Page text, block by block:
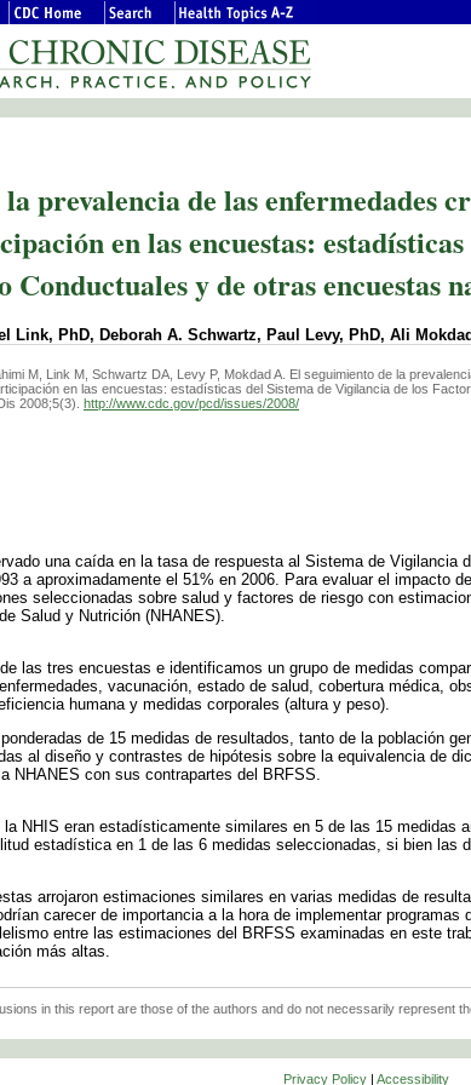
prevalencia de las enfermedades
en las encuestas:
Conductuales y de otras encuestas
Link, PhD, Deborah A. Schwartz, Paul Levy, PhD, Ali
M, Link M, Schwartz DA, Levy P, Mokdad A. El seguimiento de la
en las encuestas: estadísticas del Sistema de Vigilancia de los
2008;5(3). http://www.cdc.gov/pcd/issues/2008/
una caída en la tasa de respuesta al Sistema de
a aproximadamente el 51% en 2006. Para evaluar el impacto
seleccionadas sobre salud y factores de riesgo con
Salud y Nutrición (NHANES).
las tres encuestas e identificamos un grupo de medidas
vacunación, estado de salud, cobertura médica,
humana y medidas corporales (altura y peso).
de 15 medidas de resultados, tanto de la población
al diseño y contrastes de hipótesis sobre la equivalencia de
NHANES con sus contrapartes del BRFSS.
la NHIS eran estadísticamente similares en 5 de las 15
estadística en 1 de las 6 medidas seleccionadas, si bien las
arrojaron estimaciones similares en varias medidas de
carecer de importancia a la hora de implementar
entre las estimaciones del BRFSS examinadas en este
más altas.
in this report are those of the authors and do not necessarily represent
Privacy Policy| Accessibility